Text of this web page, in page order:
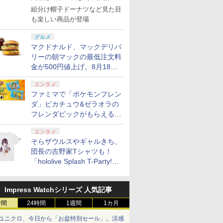
で発売
組分け帽子ドーナツなど見た目
も楽しい商品が登場
グルメ
マクドナルド、マックデリバ
リーの朝マックの最低注文料
金が500円値上げ。8月18日
より1,500円から受付
エンタメ
ファミマで「ポケモンフレン
ダ」ピカチュウ&ゼラオラの
フレンダピックがもらえるキ
ャンペーン開催！
エンタメ
そらザウルスやギャルきち、
団長の吉野家Tシャツも！
「hololive Splash T-Party!」
＆オンライン販売開始
Impress Watchシリーズ 人気記事
24時間 1週間 1カ月
ニクロ、今日から「お盆特別セール」。涼感